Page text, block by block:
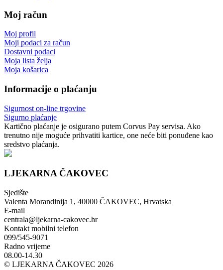
Moj račun
Moj profil
Moji podaci za račun
Dostavni podaci
Moja lista želja
Moja košarica
Informacije o plaćanju
Sigurnost on-line trgovine
Sigurno plaćanje
Kartično plaćanje je osigurano putem Corvus Pay servisa. Ako
trenutno nije moguće prihvatiti kartice, one neće biti ponuđene kao
sredstvo plaćanja.
LJEKARNA ČAKOVEC
Sjedište
Valenta Morandinija 1, 40000 ČAKOVEC, Hrvatska
E-mail
centrala@ljekarna-cakovec.hr
Kontakt mobilni telefon
099/545-9071
Radno vrijeme
08.00-14.30
© LJEKARNA ČAKOVEC 2026